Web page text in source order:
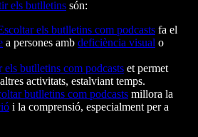
els butlletins són:
els butlletins com podcasts fa el
a persones amb deficiència visual o
els butlletins com podcasts et permet
activitats, estalviant temps.
butlletins com podcasts millora la
i la comprensió, especialment per a